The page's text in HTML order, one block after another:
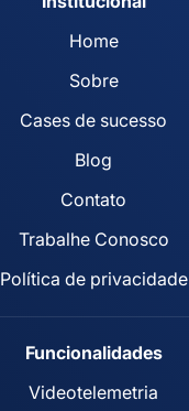
Home
Sobre
Cases de sucesso
Blog
Contato
Trabalhe Conosco
Política de privacidade
Funcionalidades
Videotelemetria